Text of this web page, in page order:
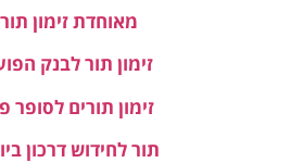
מאוחדת זימון
זימון תור לבנק
זימון תורים לסופר
תור לחידוש דרכון